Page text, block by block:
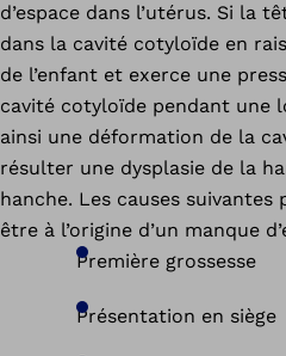
d’espace dans l’utérus. Si la
dans la cavité cotyloïde en
de l’enfant et exerce une
cavité cotyloïde pendant une
ainsi une déformation de la
résulter une dysplasie de la
hanche. Les causes suivantes
être à l’origine d’un manque
Première grossesse
Présentation en siège